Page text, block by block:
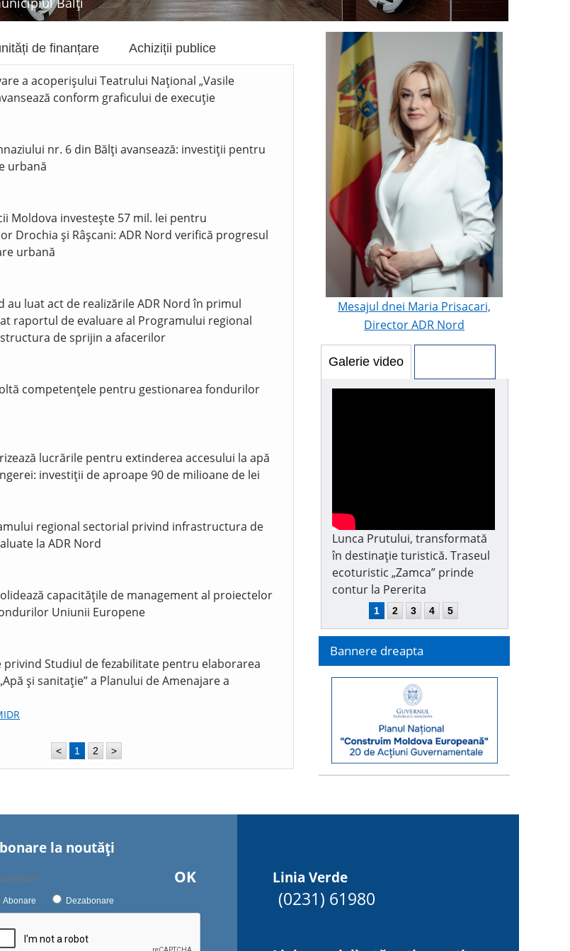
de finanțare Achiziții publice
a acoperișului Teatrului Național „Vasile
conform graficului de execuție
nr. 6 din Bălți avansează: investiții pentru
urbană
Moldova investește 57 mil. lei pentru
Drochia și Râșcani: ADR Nord verifică progresul
urbană
au luat act de realizările ADR Nord în primul
raportul de evaluare al Programului regional
de sprijin a afacerilor
competențele pentru gestionarea fondurilor
lucrările pentru extinderea accesului la apă
investiții de aproape 90 de milioane de lei
regional sectorial privind infrastructura de
la ADR Nord
capacitățile de management al proiectelor
Uniunii Europene
privind Studiul de fezabilitate pentru elaborarea
și sanitație” a Planului de Amenajare a
< 1 2 >
Mesajul dnei Maria Prisacari,
Director ADR Nord
Galerie video
Lunca Prutului, transformată
în destinație turistică. Traseul
ecoturistic „Zamca” prinde
contur la Pererita
1 2 3 4 5
Bannere dreapta
la noutăţi
OK
Abonare Dezabonare
Linia Verde
(0231) 61980